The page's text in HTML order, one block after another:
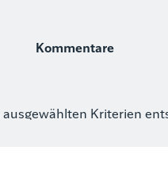
Kommentare
ausgewählten Kriterien